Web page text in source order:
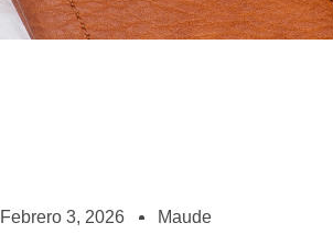
Febrero 3, 2026 Maude